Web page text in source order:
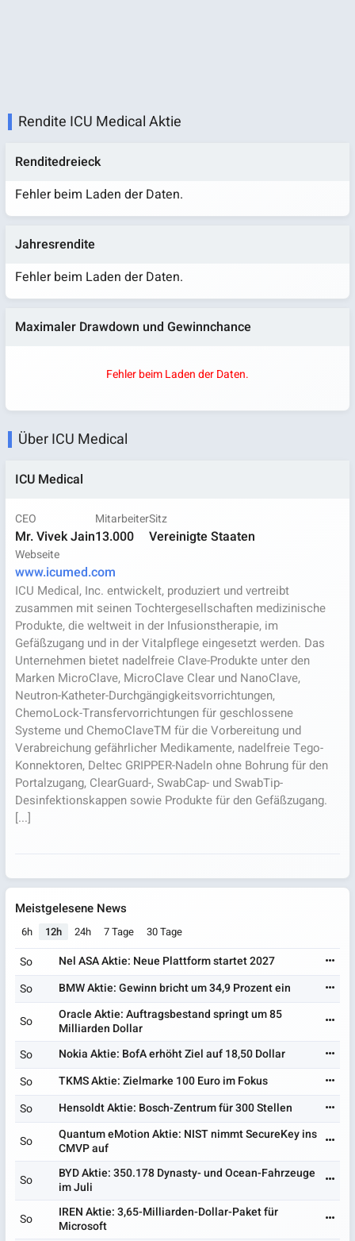
Rendite ICU Medical Aktie
Renditedreieck
Fehler beim Laden der Daten.
Jahresrendite
Fehler beim Laden der Daten.
Maximaler Drawdown und Gewinnchance
Fehler beim Laden der Daten.
Über ICU Medical
ICU Medical
CEO
Mr. Vivek Jain
Mitarbeiter
13.000
Sitz
Vereinigte Staaten
Webseite
www.icumed.com
ICU Medical, Inc. entwickelt, produziert und vertreibt
zusammen mit seinen Tochtergesellschaften medizinische
Produkte, die weltweit in der Infusionstherapie, im
Gefäßzugang und in der Vitalpflege eingesetzt werden. Das
Unternehmen bietet nadelfreie Clave-Produkte unter den
Marken MicroClave, MicroClave Clear und NanoClave,
Neutron-Katheter-Durchgängigkeitsvorrichtungen,
ChemoLock-Transfervorrichtungen für geschlossene
Systeme und ChemoClaveTM für die Vorbereitung und
Verabreichung gefährlicher Medikamente, nadelfreie Tego-
Konnektoren, Deltec GRIPPER-Nadeln ohne Bohrung für den
Portalzugang, ClearGuard-, SwabCap- und SwabTip-
Desinfektionskappen sowie Produkte für den Gefäßzugang.
[...]
Meistgelesene News
6h 12h 24h 7 Tage 30 Tage
So
Nel ASA Aktie: Neue Plattform startet 2027
So
BMW Aktie: Gewinn bricht um 34,9 Prozent ein
So
Oracle Aktie: Auftragsbestand springt um 85
Milliarden Dollar
So
Nokia Aktie: BofA erhöht Ziel auf 18,50 Dollar
So
TKMS Aktie: Zielmarke 100 Euro im Fokus
So
Hensoldt Aktie: Bosch-Zentrum für 300 Stellen
So
Quantum eMotion Aktie: NIST nimmt SecureKey ins
CMVP auf
So
BYD Aktie: 350.178 Dynasty- und Ocean-Fahrzeuge
im Juli
So
IREN Aktie: 3,65-Milliarden-Dollar-Paket für
Microsoft